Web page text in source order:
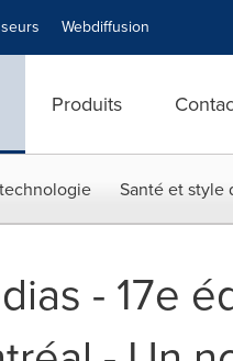
Webdiffusion
Produits
Santé et style
- 17e